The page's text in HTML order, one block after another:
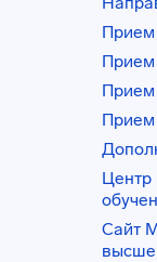
Прием
Прием
Прием
Центр
Сайт